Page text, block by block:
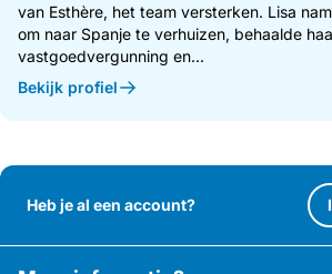
van Esthère, het team versterken. Lisa
om naar Spanje te verhuizen, behaalde
vastgoedvergunning en...
Bekijk profiel
Heb je al een account?